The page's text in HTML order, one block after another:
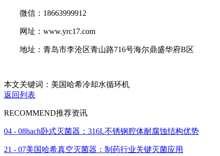
微信：18663999912
网址：www.yrc17.com
地址：青岛市李沧区青山路716号海尔鼎盛华府B区
本文关键词：美国哈希冷却水循环机
返回列表
RECOMMEND推荐资讯
04 - 08hach卧式灭菌器：316L不锈钢腔体耐腐蚀结构优势
21 - 07美国哈希真空灭菌器：制药行业关键灭菌应用